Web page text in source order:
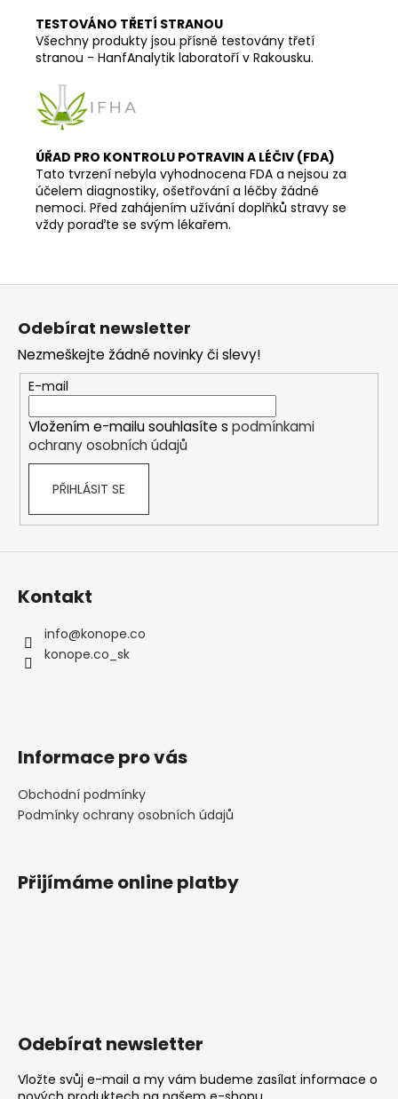
TESTOVÁNO TŘETÍ STRANOU
Všechny produkty jsou přísně testovány třetí
stranou - HanfAnalytik laboratoří v Rakousku.
ÚŘAD PRO KONTROLU POTRAVIN A LÉČIV (FDA)
Tato tvrzení nebyla vyhodnocena FDA a nejsou za
účelem diagnostiky, ošetřování a léčby žádné
nemoci. Před zahájením užívání doplňků stravy se
vždy poraďte se svým lékařem.
Odebírat newsletter
Nezmeškejte žádné novinky či slevy!
E-mail
Vložením e-mailu souhlasíte s podmínkami
ochrany osobních údajů
PŘIHLÁSIT SE
Kontakt
info@konope.co
konope.co_sk
Informace pro vás
Obchodní podmínky
Podmínky ochrany osobních údajů
Přijímáme online platby
Odebírat newsletter
Vložte svůj e-mail a my vám budeme zasílat informace o